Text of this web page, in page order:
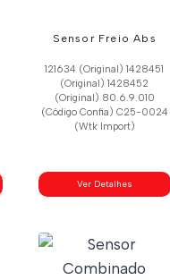
Sensor Freio Abs
121634 (Original) 1428451
(Original) 1428452
(Original) 80.6.9.010
(Código Confia) C25-0024
(Wtk Import)
Ver Detalhes